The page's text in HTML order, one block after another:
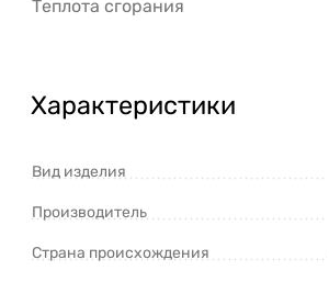
Теплота сгорания
Характеристики
Вид изделия
Производитель
Страна происхождения